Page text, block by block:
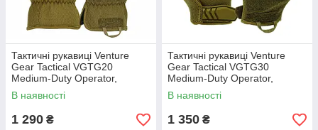
Тактичні рукавиці Venture
Gear Tactical VGTG20
Medium-Duty Operator,
пісочні, розмір S (7)
В наявності
1 290 ₴
Тактичні рукавиці Venture
Gear Tactical VGTG30
Medium-Duty Operator,
пісочні, розмір S (7)
В наявності
1 350 ₴